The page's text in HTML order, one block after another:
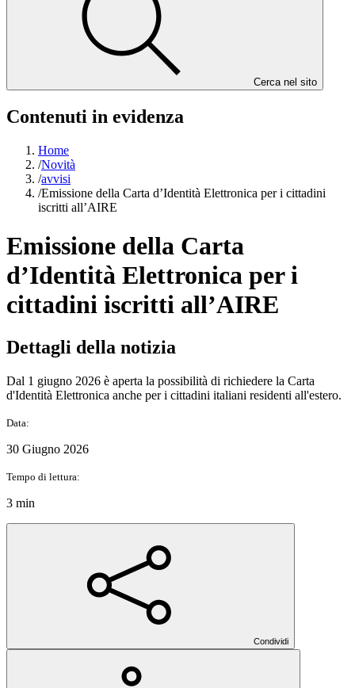
Cerca nel sito
Contenuti in evidenza
Home
/Novità
/avvisi
/Emissione della Carta d’Identità Elettronica per i cittadini
iscritti all’AIRE
Emissione della Carta
d’Identità Elettronica per i
cittadini iscritti all’AIRE
Dettagli della notizia
Dal 1 giugno 2026 è aperta la possibilità di richiedere la Carta
d'Identità Elettronica anche per i cittadini italiani residenti all'estero.
Data:
30 Giugno 2026
Tempo di lettura:
3 min
Condividi